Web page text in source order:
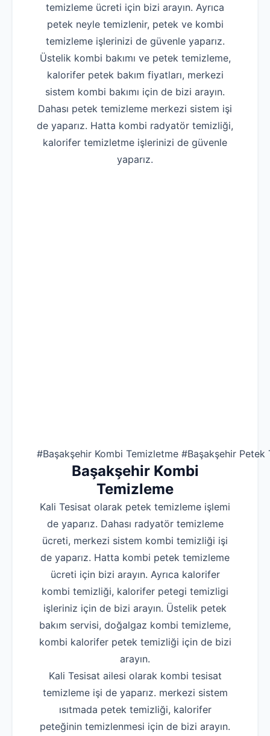
temizleme ücreti için bizi arayın. Ayrıca
petek neyle temizlenir, petek ve kombi
temizleme işlerinizi de güvenle yaparız.
Üstelik kombi bakımı ve petek temizleme,
kalorifer petek bakım fiyatları, merkezi
sistem kombi bakımı için de bizi arayın.
Dahası petek temizleme merkezi sistem işi
de yaparız. Hatta kombi radyatör temizliği,
kalorifer temizletme işlerinizi de güvenle
yaparız.
#Başakşehir Kombi Temizletme #Başakşehir Petek
BaşakşehirKombi
Temizleme
Kali Tesisat olarak petek temizleme işlemi
de yaparız. Dahası radyatör temizleme
ücreti, merkezi sistem kombi temizliği işi
de yaparız. Hatta kombi petek temizleme
ücreti için bizi arayın. Ayrıca kalorifer
kombi temizliği, kalorifer petegi temizligi
işleriniz için de bizi arayın. Üstelik petek
bakım servisi, doğalgaz kombi temizleme,
kombi kalorifer petek temizliği için de bizi
arayın.
Kali Tesisat ailesi olarak kombi tesisat
temizleme işi de yaparız. merkezi sistem
ısıtmada petek temizliği, kalorifer
peteğinin temizlenmesi için de bizi arayın.